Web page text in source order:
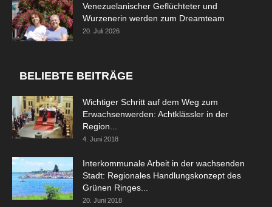
Venezuelanischer Geflüchteter und
Wurzenerin werden zum Dreamteam
20. Juli 2026
BELIEBTE BEITRÄGE
Wichtiger Schritt auf dem Weg zum
Erwachsenwerden: Achtklässler in der
Region...
4. Juni 2018
Interkommunale Arbeit in der wachsenden
Stadt: Regionales Handlungskonzept des
Grünen Ringes...
20. Juni 2018